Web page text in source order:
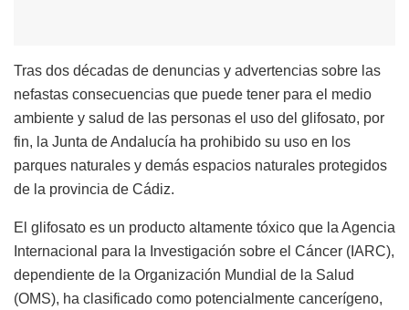
Tras dos décadas de denuncias y advertencias sobre las
nefastas consecuencias que puede tener para el medio
ambiente y salud de las personas el uso del glifosato, por
fin, la Junta de Andalucía ha prohibido su uso en los
parques naturales y demás espacios naturales protegidos
de la provincia de Cádiz.
El glifosato es un producto altamente tóxico que la Agencia
Internacional para la Investigación sobre el Cáncer (IARC),
dependiente de la Organización Mundial de la Salud
(OMS), ha clasificado como potencialmente cancerígeno,